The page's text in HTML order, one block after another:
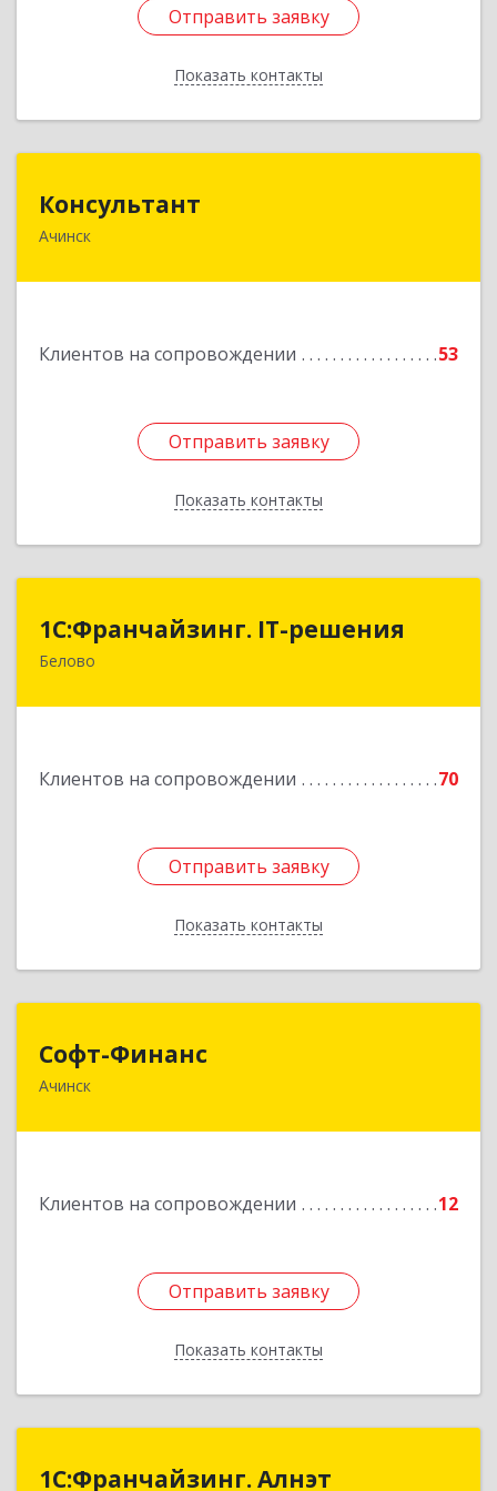
Отправить заявку
Показать контакты
Отправить заявку
Назад
Консультант
Ачинск
Клиентов на сопровождении 53
Отправить заявку
Показать контакты
662159, Красноярский край, Ачинск г, Юго-
Отправить заявку
Назад
1С:Франчайзинг. IT-решения
Белово
Клиентов на сопровождении 70
Отправить заявку
Показать контакты
1С:Франчайзинг. IT-решения
Отправить заявку
Назад
Софт-Финанс
Ачинск
Клиентов на сопровождении 12
Отправить заявку
Показать контакты
662150, Красноярский край, Ачинск г, 1-й мкр,
Отправить заявку
Назад
1С:Франчайзинг. Алнэт
1С:Франчайзинг. Алнэт